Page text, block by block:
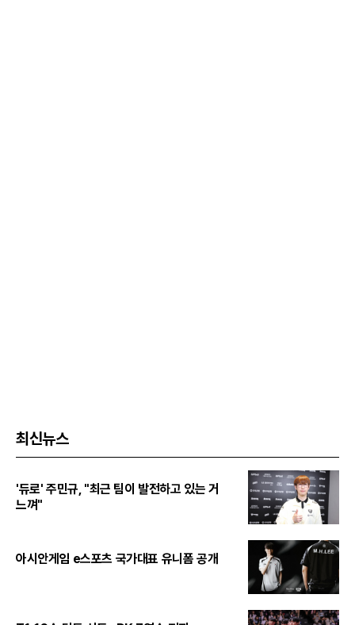
최신뉴스
'듀로' 주민규, "최근 팀이 발전하고 있는 거
느껴"
아시안게임 e스포츠 국가대표 유니폼 공개